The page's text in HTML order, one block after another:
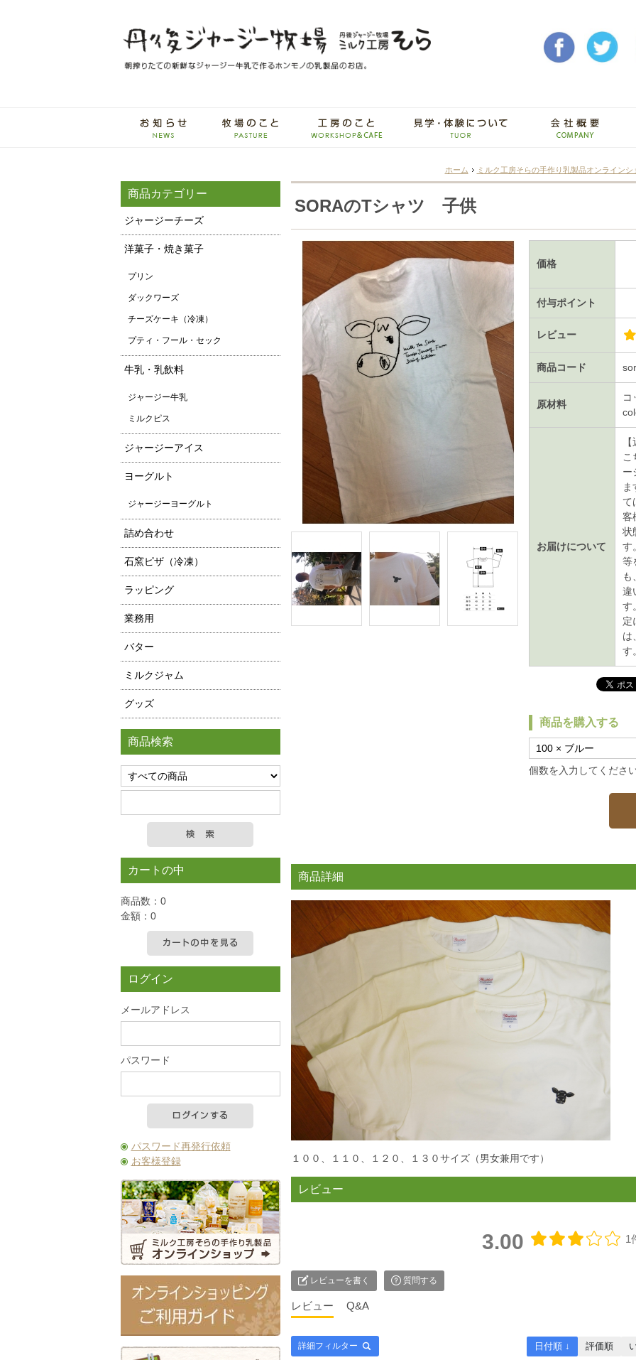
ホーム ミルク工房そらの手作り乳製品オンラインシ
SORAのTシャツ 子供
価格
付与ポイント
レビュー
商品コード
原材料
コ
お届けについて
こ
ー
て
客
状
す
等
も
違
す
定
は
す
商品を購入する
個数を入力してくださ
商品詳細
１００、１１０、１２０、１３０サイズ（男女兼用です）
レビュー
3.00 1
レビューを書く 質問する
レビュー Q&A
詳細フィルター 日付順 ↓ 評価順
商品カテゴリー
ジャージーチーズ
洋菓子・焼き菓子
プリン
ダックワーズ
チーズケーキ（冷凍）
プティ・フール・セック
牛乳・乳飲料
ジャージー牛乳
ミルクピス
ジャージーアイス
ヨーグルト
ジャージーヨーグルト
詰め合わせ
石窯ピザ（冷凍）
ラッピング
業務用
バター
ミルクジャム
グッズ
商品検索
カートの中
商品数：0
金額：0
ログイン
メールアドレス
パスワード
パスワード再発行依頼
お客様登録